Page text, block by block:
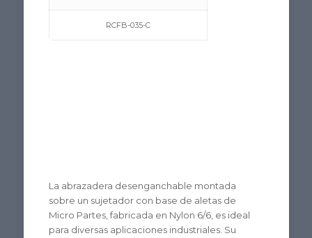
RCFB-035-C
La abrazadera desenganchable montada
sobre un sujetador con base de aletas de
Micro Partes, fabricada en Nylon 6/6, es ideal
para diversas aplicaciones industriales. Su